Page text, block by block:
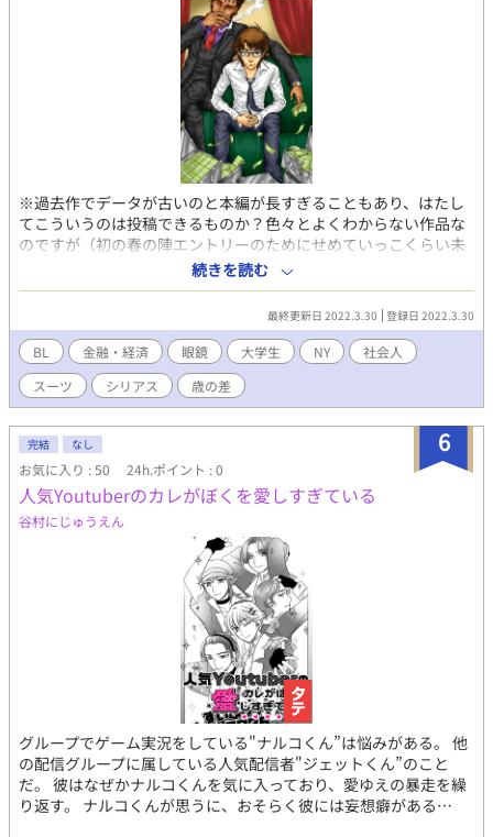
※過去作でデータが古いのと本編が長すぎることもあり、はたし
てこういうのは投稿できるものか？色々とよくわからない作品な
のですが（初の春の陣エントリーのためにせめていっこくらい未
投稿作をと思い）とりあえず上げてみます。もし問題ありそうな
ら取り下げますので…。 過去、初参加のコミケで前半だけ紙で頒
布して、最終的にWEBで完結までに5年を要した超大作（？）で
す。長くかかった分だけあって自分的には思い入れの深い作品で
す。 内容は金融経済モノとややマニアックですが、一応（これは
段階としてはR15でいいのかな？悩みます…）BLっぽい箇所もあ
ります。投資銀行とか、インベストメントバンカーとかってわか
る人いますかね？？大体あのへんのお話で、後に凄腕のファンド
マネージャー（顧客から預かった巨額の投資資金を運用する人）
になって舞い戻ってくる或る日本人男性がまだ若い頃、米国NYで
修行してた時代はどんな感じだったのか？を妄想して漫画にした
ものです。 とにかく古い作品で既に制作当時の元データが見つか
らなくなっているので、セリフの文字とか小さくてすいません。
あと自分が猛烈に背景作画が苦手な人なので、モヤッとしてると
ころはなんとかイメージで補ってもらえると助かります…。 今見
ると色々な意味でつたないところも多い作品ですが、作者として
はとても頑張って描いていた記憶はあるので、今回も目を止めて
下さった方にはお楽しみいただけるとありがたいです。
続きを読む
最終更新日 2022.3.30 登録日 2022.3.30
BL 金融・経済 眼鏡 大学生 NY
社会人
スーツ
シリアス 歳の差
6
完結 なし
お気に入り : 50 24h.ポイント : 0
人気Youtuberのカレがぼくを愛しすぎている
谷村にじゅうえん
グループでゲーム実況をしている"ナルコくん”は悩みがある。 他
の配信グループに属している人気配信者"ジェットくん”のこと
だ。 彼はなぜかナルコくんを気に入っており、愛ゆえの暴走を繰
り返す。 ナルコくんが思うに、おそらく彼には妄想癖がある…